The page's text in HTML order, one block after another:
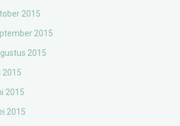
2015
2015
2015
2015
2015
2015